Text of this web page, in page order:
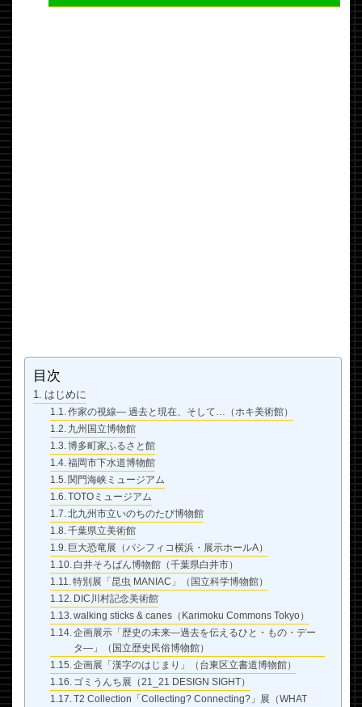
目次
はじめに
作家の視線― 過去と現在、そして…（ホキ美術館）
九州国立博物館
博多町家ふるさと館
福岡市下水道博物館
関門海峡ミュージアム
TOTOミュージアム
北九州市立いのちのたび博物館
千葉県立美術館
巨大恐竜展（パシフィコ横浜・展示ホールA）
白井そろばん博物館（千葉県白井市）
特別展「昆虫 MANIAC」（国立科学博物館）
DIC川村記念美術館
walking sticks & canes（Karimoku Commons Tokyo）
企画展示「歴史の未来―過去を伝えるひと・もの・デー
タ―」（国立歴史民俗博物館）
企画展「漢字のはじまり」（台東区立書道博物館）
ゴミうんち展（21_21 DESIGN SIGHT）
T2 Collection「Collecting? Connecting?」展（WHAT